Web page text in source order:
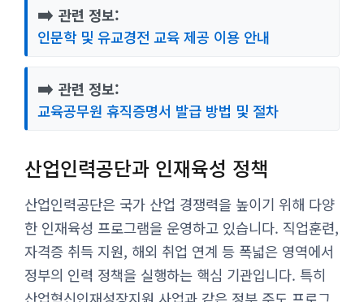
➡️ 관련 정보:
인문학 및 유교경전 교육 제공 이용 안내
➡️ 관련 정보:
교육공무원 휴직증명서 발급 방법 및 절차
산업인력공단과 인재육성 정책
산업인력공단은 국가 산업 경쟁력을 높이기 위해 다양
한 인재육성 프로그램을 운영하고 있습니다. 직업훈련,
자격증 취득 지원, 해외 취업 연계 등 폭넓은 영역에서
정부의 인력 정책을 실행하는 핵심 기관입니다. 특히